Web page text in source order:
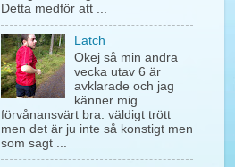
Detta medför att ...
Latch
Okej så min andra
vecka utav 6 är
avklarade och jag
känner mig
förvånansvärt bra. väldigt trött
men det är ju inte så konstigt men
som sagt ...